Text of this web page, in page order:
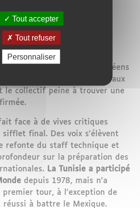
au sein du football
formation, du niveau du
et de l'intégration des
en Europe. La Tunisie
de joueurs talentueux —
dans de grands clubs européens
avec les éléments locaux
le collectif peine à trouver une
face à de vives critiques
sifflet final. Des voix s'élèvent
refonte du staff technique et
sur la préparation des
La Tunisie a participé
depuis 1978, mais n'a
premier tour, à l'exception de
réussi à battre le Mexique.
Tout accepter
Tout refuser
Personnaliser